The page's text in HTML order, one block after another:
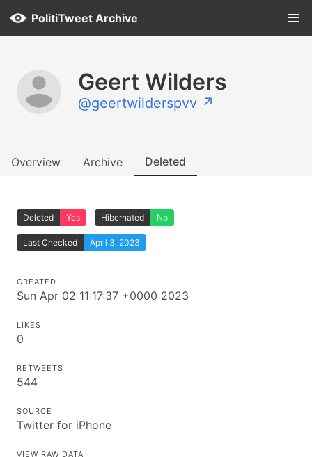
PolitiTweet Archive
Geert Wilders
@geertwilderspvv ↗
Overview Archive Deleted
Deleted Yes Hibernated No
Last Checked April 3, 2023
CREATED
Sun Apr 02 11:17:37 +0000 2023
LIKES
0
RETWEETS
544
SOURCE
Twitter for iPhone
VIEW RAW DATA